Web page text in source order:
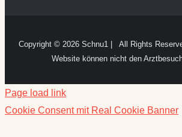
Copyright © 2026 Schnu1 | All Rights
Website können nicht den
Page load link
Cookie Consent mit Real Cookie Banner